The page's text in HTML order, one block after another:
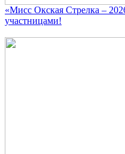
«Мисс Окская Стрелка –
участницами!